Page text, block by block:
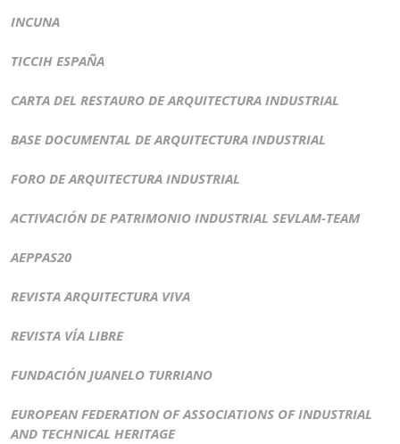
INCUNA
TICCIH ESPAÑA
CARTA DEL RESTAURO DE ARQUITECTURA INDUSTRIAL
BASE DOCUMENTAL DE ARQUITECTURA INDUSTRIAL
FORO DE ARQUITECTURA INDUSTRIAL
ACTIVACIÓN DE PATRIMONIO INDUSTRIAL SEVLAM-TEAM
AEPPAS20
REVISTA ARQUITECTURA VIVA
REVISTA VÍA LIBRE
FUNDACIÓN JUANELO TURRIANO
EUROPEAN FEDERATION OF ASSOCIATIONS OF INDUSTRIAL
AND TECHNICAL HERITAGE